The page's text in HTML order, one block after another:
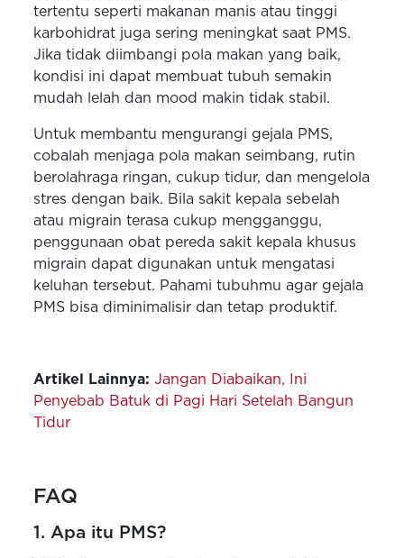
tertentu seperti makanan manis atau tinggi
karbohidrat juga sering meningkat saat PMS.
Jika tidak diimbangi pola makan yang baik,
kondisi ini dapat membuat tubuh semakin
mudah lelah dan mood makin tidak stabil.
Untuk membantu mengurangi gejala PMS,
cobalah menjaga pola makan seimbang, rutin
berolahraga ringan, cukup tidur, dan mengelola
stres dengan baik. Bila sakit kepala sebelah
atau migrain terasa cukup mengganggu,
penggunaan obat pereda sakit kepala khusus
migrain dapat digunakan untuk mengatasi
keluhan tersebut. Pahami tubuhmu agar gejala
PMS bisa diminimalisir dan tetap produktif.
Artikel Lainnya:Jangan Diabaikan, Ini
Penyebab Batuk di Pagi Hari Setelah Bangun
Tidur
FAQ
1. Apa itu PMS?